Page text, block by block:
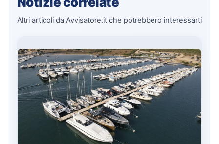
Altri articoli da Avvisatore.it che potrebbero interessarti